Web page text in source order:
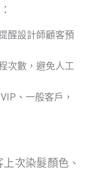
醒設計師顧客預
次數，避免人工
、一般客戶，
次染髮顏色、